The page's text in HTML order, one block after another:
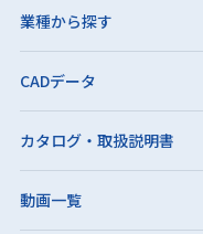
業種から探す
CADデータ
カタログ・取扱説明書
動画一覧